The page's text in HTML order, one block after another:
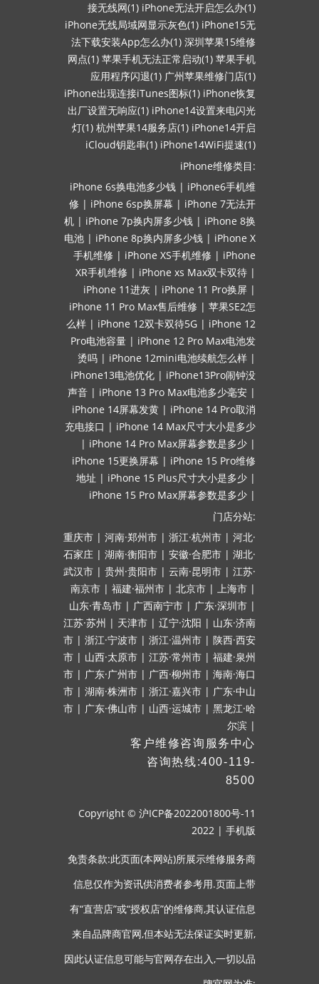
接无线网(1) iPhone无法开启怎么办(1)
iPhone无线局域网显示灰色(1) iPhone15无
法下载安装App怎么办(1) 深圳苹果15维修
网点(1) 苹果手机无法正常启动(1) 苹果手机
应用程序闪退(1) 广州苹果维修门店(1)
iPhone出现连接iTunes图标(1) iPhone恢复
出厂设置无响应(1) iPhone14设置来电闪光
灯(1) 杭州苹果14服务店(1) iPhone14开启
iCloud钥匙串(1) iPhone14WiFi提速(1)
iPhone维修类目:
iPhone 6s换电池多少钱 | iPhone6手机维
修 | iPhone 6sp换屏幕 | iPhone 7无法开
机 | iPhone 7p换内屏多少钱 | iPhone 8换
电池 | iPhone 8p换内屏多少钱 | iPhone X
手机维修 | iPhone XS手机维修 | iPhone
XR手机维修 | iPhone xs Max双卡双待 |
iPhone 11进灰 | iPhone 11 Pro换屏 |
iPhone 11 Pro Max售后维修 | 苹果SE2怎
么样 | iPhone 12双卡双待5G | iPhone 12
Pro电池容量 | iPhone 12 Pro Max电池发
烫吗 | iPhone 12mini电池续航怎么样 |
iPhone13电池优化 | iPhone13Pro闹钟没
声音 | iPhone 13 Pro Max电池多少毫安 |
iPhone 14屏幕发黄 | iPhone 14 Pro取消
充电接口 | iPhone 14 Max尺寸大小是多少
| iPhone 14 Pro Max屏幕参数是多少 |
iPhone 15更换屏幕 | iPhone 15 Pro维修
地址 | iPhone 15 Plus尺寸大小是多少 |
iPhone 15 Pro Max屏幕参数是多少 |
门店分站:
重庆市 | 河南·郑州市 | 浙江·杭州市 | 河北·
石家庄 | 湖南·衡阳市 | 安徽·合肥市 | 湖北·
武汉市 | 贵州·贵阳市 | 云南·昆明市 | 江苏·
南京市 | 福建·福州市 | 北京市 | 上海市 |
山东·青岛市 | 广西南宁市 | 广东·深圳市 |
江苏·苏州 | 天津市 | 辽宁·沈阳 | 山东·济南
市 | 浙江·宁波市 | 浙江·温州市 | 陕西·西安
市 | 山西·太原市 | 江苏·常州市 | 福建·泉州
市 | 广东·广州市 | 广西·柳州市 | 海南·海口
市 | 湖南·株洲市 | 浙江·嘉兴市 | 广东·中山
市 | 广东·佛山市 | 山西·运城市 | 黑龙江·哈
尔滨 |
客户维修咨询服务中心
咨询热线:400-119-
8500
Copyright © 沪ICP备2022001800号-11
2022 | 手机版
免责条款:此页面(本网站)所展示维修服务商
信息仅作为资讯供消费者参考用.页面上带
有“直营店”或“授权店”的维修商,其认证信息
来自品牌商官网,但本站无法保证实时更新,
因此认证信息可能与官网存在出入,一切以品